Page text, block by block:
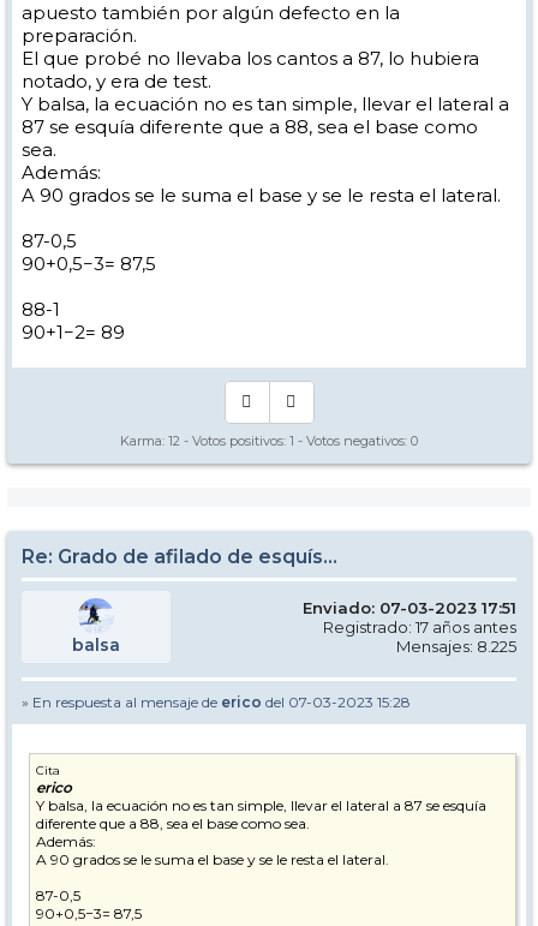
apuesto también por algún defecto en la
preparación.
El que probé no llevaba los cantos a 87, lo hubiera
notado, y era de test.
Y balsa, la ecuación no es tan simple, llevar el lateral a
87 se esquía diferente que a 88, sea el base como
sea.
Además:
A 90 grados se le suma el base y se le resta el lateral.
87-0,5
90+0,5−3= 87,5
88-1
90+1−2= 89
Karma: 12 - Votos positivos: 1 - Votos negativos: 0
Re: Grado de afilado de esquís...
balsa
Enviado: 07-03-2023 17:51
Registrado: 17 años antes
Mensajes: 8.225
» En respuesta al mensaje de erico del 07-03-2023 15:28
Cita
erico
Y balsa, la ecuación no es tan simple, llevar el lateral a 87 se esquía
diferente que a 88, sea el base como sea.
Además:
A 90 grados se le suma el base y se le resta el lateral.
87-0,5
90+0,5−3= 87,5